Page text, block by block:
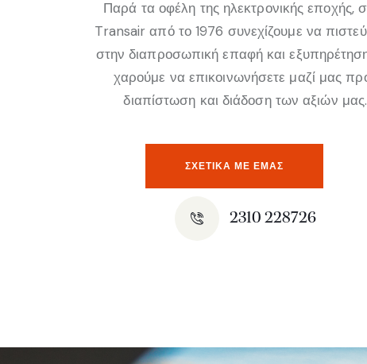
Παρά τα οφέλη της ηλεκτρονικής εποχής,
Transair από το 1976 συνεχίζουμε να
στην διαπροσωπική επαφή και
χαρούμε να επικοινωνήσετε μαζί μας
διαπίστωση και διάδοση των αξιών μας.
ΣΧΕΤΙΚΆ ΜΕ ΕΜΑΣ
2310 228726